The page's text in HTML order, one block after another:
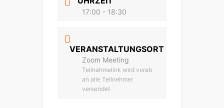
17:00 - 18:30
VERANSTALTUNGSORT
Zoom Meeting
Teilnahmelink wird vorab
an alle Teilnehmer
versendet